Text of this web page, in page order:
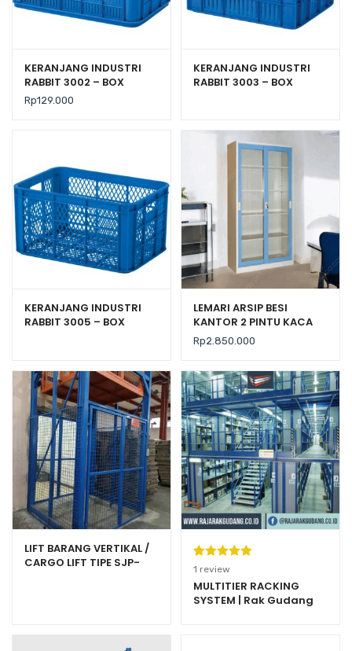
KERANJANG INDUSTRI
RABBIT 3002 – BOX
PLASTIK CONTAINER
59×38×16,5 CM
Rp129.000
KERANJANG INDUSTRI
RABBIT 3003 – BOX
KERANJANG INDUSTRI
RABBIT 3005 – BOX
LEMARI ARSIP BESI
KANTOR 2 PINTU KACA
SLIDING BIRU KRISBOW
Rp2.850.000
LIFT BARANG VERTIKAL /
CARGO LIFT TIPE SJP-
Peringkat
5.00 dari 5
berdasarka
11 review
MULTITIER RACKING
SYSTEM | Rak Gudang